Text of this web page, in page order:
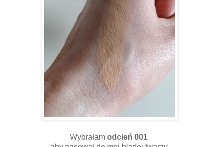
Wybrałamodcień 001